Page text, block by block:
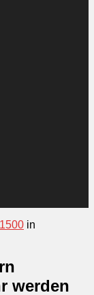
in
werden